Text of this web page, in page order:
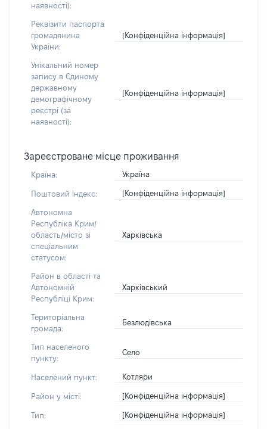
наявності):
Реквізити паспорта
громадянина
України:
[Конфіденційна інформація]
Унікальний номер
запису в Єдиному
державному
демографічному
реєстрі (за
наявності):
[Конфіденційна інформація]
Зареєстроване місце проживання
Країна: Україна
Поштовий індекс: [Конфіденційна інформація]
Автономна
Республіка Крим/
область/місто зі
спеціальним
статусом:
Харківська
Район в області та
Автономній
Республіці Крим:
Харківський
Територіальна
громада:
Безлюдівська
Тип населеного
пункту:
Село
Населений пункт: Котляри
Район у місті: [Конфіденційна інформація]
Тип: [Конфіденційна інформація]